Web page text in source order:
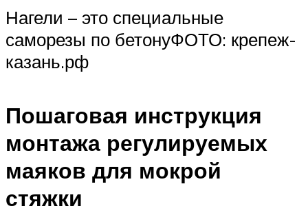
Нагели – это специальные
саморезы по бетонуФОТО: крепеж-
казань.рф
Пошаговая инструкция
монтажа регулируемых
маяков для мокрой
стяжки